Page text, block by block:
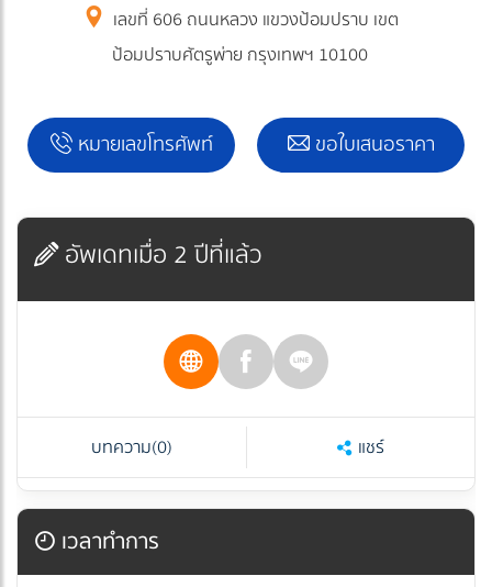
เลขที่ 606 ถนนหลวง แขวงป้อมปราบ เขต
ป้อมปราบศัตรูพ่าย กรุงเทพฯ 10100
หมายเลขโทรศัพท์ ขอใบเสนอราคา
อัพเดทเมื่อ 2 ปีที่แล้ว
บทความ(0) แชร์
เวลาทำการ